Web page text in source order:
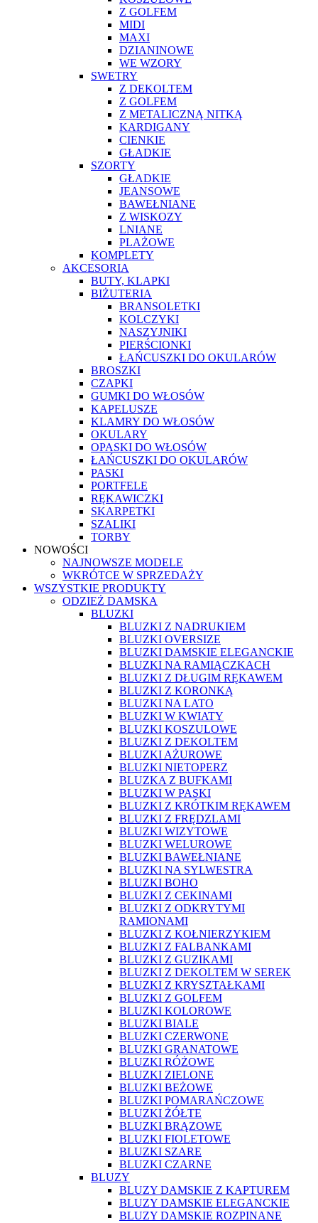
Z GOLFEM
MIDI
MAXI
DZIANINOWE
WE WZORY
SWETRY
Z DEKOLTEM
Z GOLFEM
Z METALICZNĄ NITKĄ
KARDIGANY
CIENKIE
GŁADKIE
SZORTY
GŁADKIE
JEANSOWE
BAWEŁNIANE
Z WISKOZY
LNIANE
PLAŻOWE
KOMPLETY
AKCESORIA
BUTY, KLAPKI
BIŻUTERIA
BRANSOLETKI
KOLCZYKI
NASZYJNIKI
PIERŚCIONKI
ŁAŃCUSZKI DO OKULARÓW
BROSZKI
CZAPKI
GUMKI DO WŁOSÓW
KAPELUSZE
KLAMRY DO WŁOSÓW
OKULARY
OPASKI DO WŁOSÓW
ŁAŃCUSZKI DO OKULARÓW
PASKI
PORTFELE
RĘKAWICZKI
SKARPETKI
SZALIKI
TORBY
NOWOŚCI
NAJNOWSZE MODELE
WKRÓTCE W SPRZEDAŻY
WSZYSTKIE PRODUKTY
ODZIEŻ DAMSKA
BLUZKI
BLUZKI Z NADRUKIEM
BLUZKI OVERSIZE
BLUZKI DAMSKIE ELEGANCKIE
BLUZKI NA RAMIĄCZKACH
BLUZKI Z DŁUGIM RĘKAWEM
BLUZKI Z KORONKĄ
BLUZKI NA LATO
BLUZKI W KWIATY
BLUZKI KOSZULOWE
BLUZKI Z DEKOLTEM
BLUZKI AŻUROWE
BLUZKI NIETOPERZ
BLUZKA Z BUFKAMI
BLUZKI W PASKI
BLUZKI Z KRÓTKIM RĘKAWEM
BLUZKI Z FRĘDZLAMI
BLUZKI WIZYTOWE
BLUZKI WELUROWE
BLUZKI BAWEŁNIANE
BLUZKI NA SYLWESTRA
BLUZKI BOHO
BLUZKI Z CEKINAMI
BLUZKI Z ODKRYTYMI
RAMIONAMI
BLUZKI Z KOŁNIERZYKIEM
BLUZKI Z FALBANKAMI
BLUZKI Z GUZIKAMI
BLUZKI Z DEKOLTEM W SEREK
BLUZKI Z KRYSZTAŁKAMI
BLUZKI Z GOLFEM
BLUZKI KOLOROWE
BLUZKI BIALE
BLUZKI CZERWONE
BLUZKI GRANATOWE
BLUZKI RÓŻOWE
BLUZKI ZIELONE
BLUZKI BEŻOWE
BLUZKI POMARAŃCZOWE
BLUZKI ŻÓŁTE
BLUZKI BRĄZOWE
BLUZKI FIOLETOWE
BLUZKI SZARE
BLUZKI CZARNE
BLUZY
BLUZY DAMSKIE Z KAPTUREM
BLUZY DAMSKIE ELEGANCKIE
BLUZY DAMSKIE ROZPINANE